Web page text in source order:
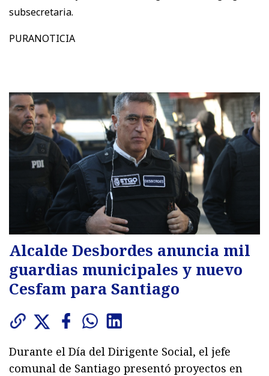
subsecretaria.
PURANOTICIA
Alcalde Desbordes anuncia mil
guardias municipales y nuevo
Cesfam para Santiago
Durante el Día del Dirigente Social, el jefe
comunal de Santiago presentó proyectos en